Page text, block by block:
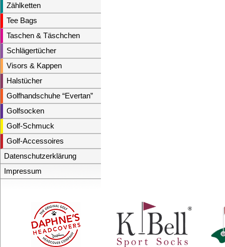
Zählketten
Tee Bags
Taschen & Täschchen
Schlägertücher
Visors & Kappen
Halstücher
Golfhandschuhe “Evertan”
Golfsocken
Golf-Schmuck
Golf-Accessoires
Datenschutzerklärung
Impressum